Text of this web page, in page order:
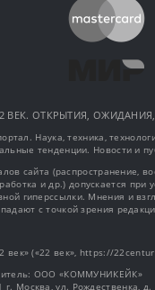
ВЕК. ОТКРЫТИЯ,
Наука, техника,
тенденции. Новости и
сайта (распространение,
и др.) допускается при
гиперссылки. Мнения и
с точкой зрения
век» («22 век», https://
OOO «КОММУНИКЕЙК»
г. Москва, ул. Рождественка,